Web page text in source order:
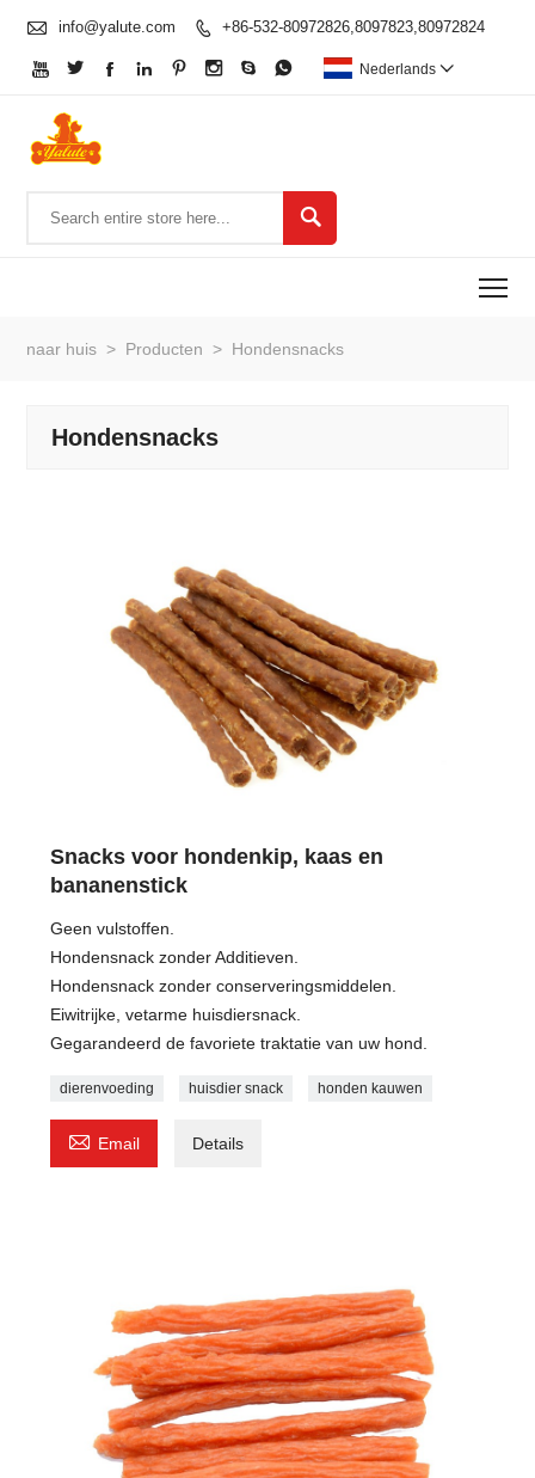
 info@yalute.com  +86-532-80972826,8097823,80972824
        Nederlands 

naar huis > Producten > Hondensnacks
Hondensnacks
Snacks voor hondenkip, kaas en
bananenstick
Geen vulstoffen.
Hondensnack zonder Additieven.
Hondensnack zonder conserveringsmiddelen.
Eiwitrijke, vetarme huisdiersnack.
Gegarandeerd de favoriete traktatie van uw hond.
dierenvoeding huisdier snack honden kauwen
 Email Details